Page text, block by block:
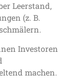
Leerstand,
(z. B.
Investoren
machen.